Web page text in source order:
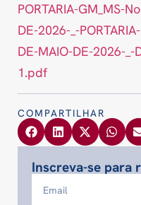
PORTARIA-GM_MS-
DE-2026-_-
DE-MAIO-DE-2026-
1.pdf
COMPARTILHAR
Inscreva-se para